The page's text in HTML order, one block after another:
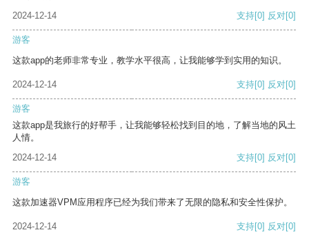
2024-12-14
支持[0] 反对[0]
游客
这款app的老师非常专业，教学水平很高，让我能够学到实用的知识。
2024-12-14 支持[0] 反对[0]
游客
这款app是我旅行的好帮手，让我能够轻松找到目的地，了解当地的风土
人情。
2024-12-14
支持[0] 反对[0]
游客
这款加速器VPM应用程序已经为我们带来了无限的隐私和安全性保护。
2024-12-14 支持[0] 反对[0]